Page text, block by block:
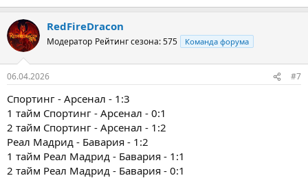
RedFireDracon
Модератор Рейтинг сезона: 575 Команда форума
06.04.2026 #7
Спортинг - Арсенал - 1:3
1 тайм Спортинг - Арсенал - 0:1
2 тайм Спортинг - Арсенал - 1:2
Реал Мадрид - Бавария - 1:2
1 тайм Реал Мадрид - Бавария - 1:1
2 тайм Реал Мадрид - Бавария - 0:1